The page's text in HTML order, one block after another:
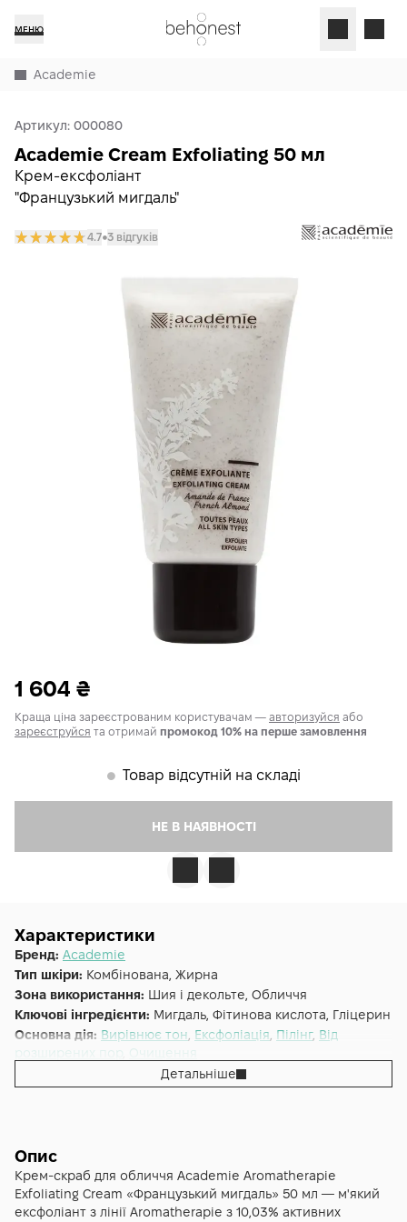
МЕНЮ
Academie
Артикул: 000080
Крем-ексфоліант
"Французький мигдаль"
Academie Cream Exfoliating 50 мл
4.7𒊹3 відгуків
1 604 ₴
Краща ціна зареєстрованим користувачам — авторизуйся або
зареєструйся та отримай промокод 10% на перше замовлення
𒊹 Товар відсутній на складі
НЕ В НАЯВНОСТІ
Характеристики
Бренд: Academie
Тип шкіри: Комбінована, Жирна
Зона використання: Шия і декольте, Обличчя
Ключові інгредієнти: Мигдаль, Фітинова кислота, Гліцерин
Основна дія: Вирівнює тон Ексфоліація Пілінг, Від
розширених пор
Очищення
Додаткові властивості:Cruelty-free
Альтернативна назва:
Acadèmie Aromathérapie Crème Exfoliante
Детальніше
Опис
Крем-скраб для обличчя Academie Aromatherapie
Exfoliating Cream «Французький мигдаль» 50 мл — м'який
ексфоліант з лінії Aromatherapie з 10,03% активних